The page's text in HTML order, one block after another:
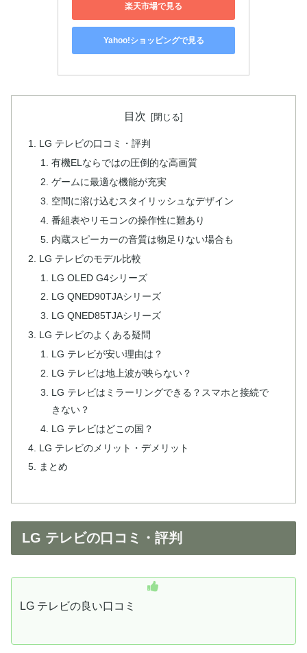
楽天市場で見る
Yahoo!ショッピングで見る
目次
LG テレビの口コミ・評判
有機ELならではの圧倒的な高画質
ゲームに最適な機能が充実
空間に溶け込むスタイリッシュなデザイン
番組表やリモコンの操作性に難あり
内蔵スピーカーの音質は物足りない場合も
LG テレビのモデル比較
LG OLED G4シリーズ
LG QNED90TJAシリーズ
LG QNED85TJAシリーズ
LG テレビのよくある疑問
LG テレビが安い理由は？
LG テレビは地上波が映らない？
LG テレビはミラーリングできる？スマホと接続で
きない？
LG テレビはどこの国？
LG テレビのメリット・デメリット
まとめ
LG テレビの口コミ・評判
LG テレビの良い口コミ